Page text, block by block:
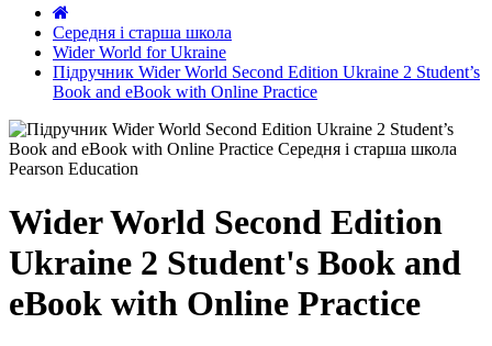
Середня і старша школа
Wider World for Ukraine
Підручник Wider World Second Edition Ukraine 2 Student’s
Book and eBook with Online Practice
Wider World Second Edition
Ukraine 2 Student's Book and
eBook with Online Practice